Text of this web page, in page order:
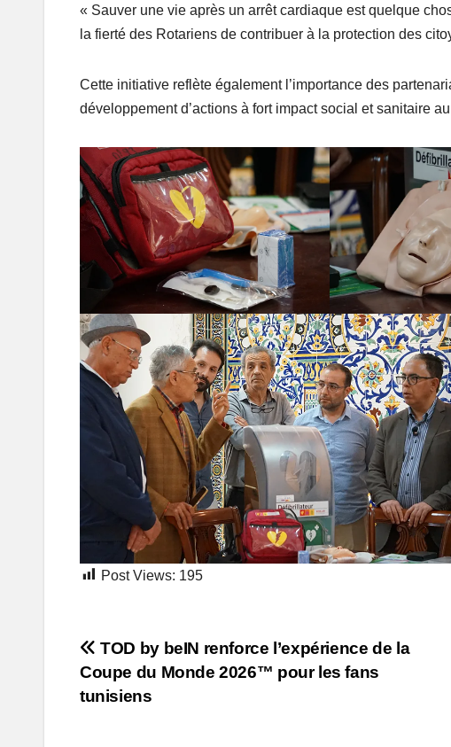
« Sauver une vie après un arrêt cardiaque est quelque
la fierté des Rotariens de contribuer à la protection des
Cette initiative reflète également l’importance des
développement d’actions à fort impact social et sanitaire
Post Views: 195
Post
navigation
TOD by beIN renforce l’expérience de la
Coupe du Monde 2026™ pour les fans
tunisiens